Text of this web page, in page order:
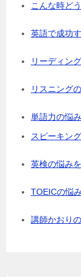
こんな時ど
英語で成功
リーディン
リスニング
単語力の悩
スピーキン
英検の悩み
TOEICの悩
講師かおり